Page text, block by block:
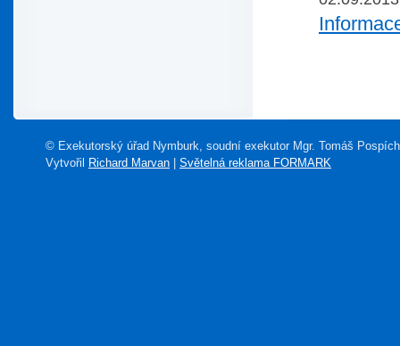
© Exekutorský úřad Nymburk, soudní exekutor Mgr. Tomáš
Vytvořil
Richard Marvan Světelná reklama FORMARK